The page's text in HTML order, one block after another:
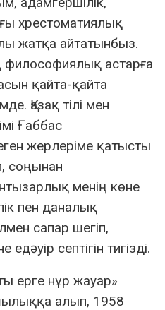
хрестоматиялық
жатқа айтатынбыз.
философиялық астарға
қайта-қайта
Қазақ тілі мен
Ғаббас
жерлеріме қатысты
соңынан
менің көне
пен даналық
сапар шегіп,
септігін тигізді.
ерге нұр жауар»
алып, 1958